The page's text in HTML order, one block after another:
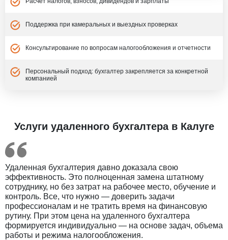
Поддержка при камеральных и выездных проверках
Консультирование по вопросам налогообложения и отчетности
Персональный подход: бухгалтер закрепляется за конкретной
компанией
Услуги удаленного бухгалтера в Калуге
Удаленная бухгалтерия давно доказала свою
эффективность. Это полноценная замена штатному
сотруднику, но без затрат на рабочее место, обучение и
контроль. Все, что нужно — доверить задачи
профессионалам и не тратить время на финансовую
рутину. При этом цена на удаленного бухгалтера
формируется индивидуально — на основе задач, объема
работы и режима налогообложения.